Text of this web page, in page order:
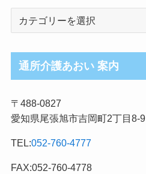
ロ
グ
事
カ
ゴ
リ
通所介護あおい 案内
〒488-0827
愛知県尾張旭市吉岡町2丁目8-9
TEL:052-760-4777
FAX:052-760-4778